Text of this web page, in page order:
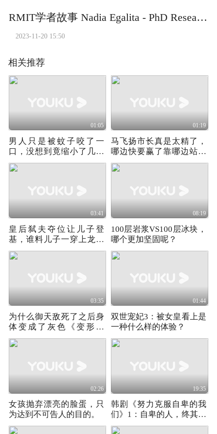
RMIT学者故事 Nadia Egalita - PhD Researcher at RMIT
2023-11-20 15:50
相关推荐
01:05
男人只是被蚊子咬了一
口，没想到竟缩小了几千
倍！
01:19
马飞扬市长真是太精了，
哪边快要赢了靠哪边站队
《疯狂动物城2》
03:41
皇后弑夫夺位让儿子登
基，谁料儿子一穿上龙袍
后，却让她笑不出来
08:19
100层岩浆VS100层冰块，
哪个更加坚固呢？
03:35
为什么御天敌死了之后身
体变成了灰色《变形金
刚：起源》
01:44
双世宠妃3：被女皇看上是
一种什么样的体验？
02:26
女孩抛弃漂亮的脸蛋，只
为达到不可告人的目的。
19:35
韩剧《努力克服自卑的我
们》1：自卑的人，终其一
生都在等一个懂自己的